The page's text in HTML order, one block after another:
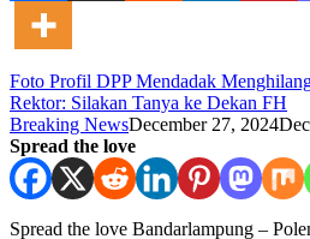
Foto Profil DPP Mendadak
Rektor: Silakan Tanya ke Dekan FH
Breaking NewsDecember 27, 2024
Spread the love
Spread the love Bandarlampung –